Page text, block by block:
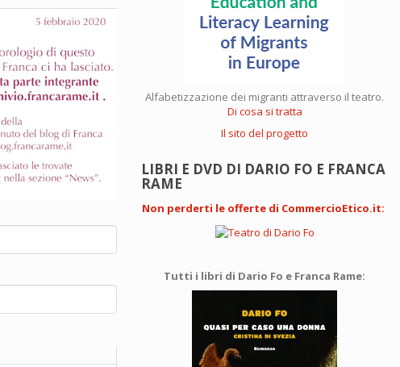
Alfabetizzazione dei migranti attraverso il teatro.
Di cosa si tratta
Il sito del progetto
LIBRI E DVD DI DARIO FO E FRANCA
RAME
Non perderti le offerte di CommercioEtico.it:
Tutti i libri di Dario Fo e Franca Rame: